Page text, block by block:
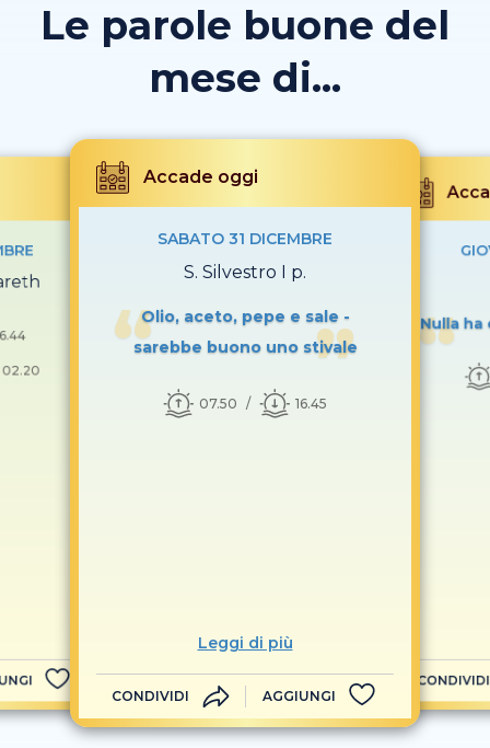
Le parole buone del
mese di...
02.20
Accade oggi
SABATO 31 DICEMBRE
S. Silvestro I p.
Olio, aceto, pepe e sale -
sarebbe buono uno stivale
07.50 16.45
Leggi di più
CONDIVIDI AGGIUNGI
Nulla
CONDIVIDI